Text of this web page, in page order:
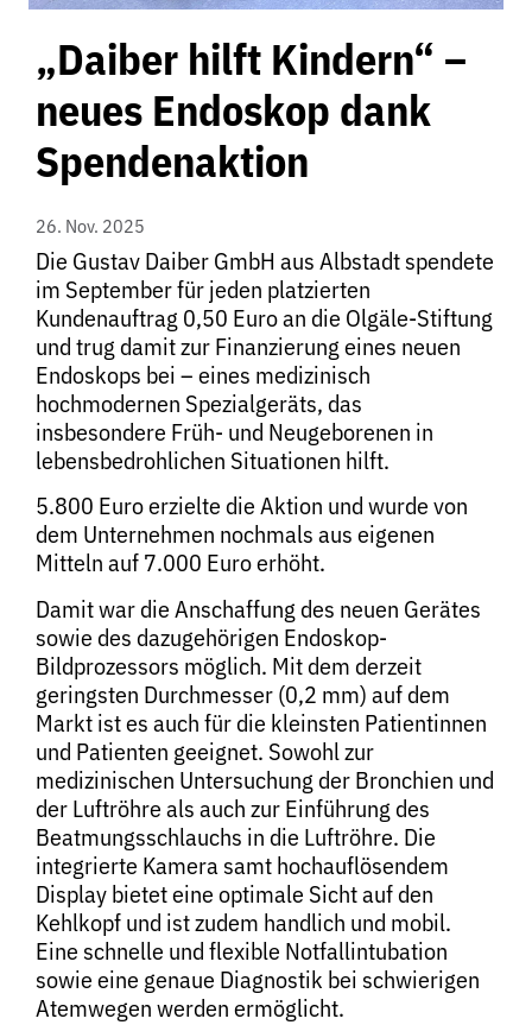
„Daiber hilft Kindern“ –
neues Endoskop dank
Spendenaktion
26. Nov. 2025
Die Gustav Daiber GmbH aus Albstadt spendete
im September für jeden platzierten
Kundenauftrag 0,50 Euro an die Olgäle-Stiftung
und trug damit zur Finanzierung eines neuen
Endoskops bei – eines medizinisch
hochmodernen Spezialgeräts, das
insbesondere Früh- und Neugeborenen in
lebensbedrohlichen Situationen hilft.
5.800 Euro erzielte die Aktion und wurde von
dem Unternehmen nochmals aus eigenen
Mitteln auf 7.000 Euro erhöht.
Damit war die Anschaffung des neuen Gerätes
sowie des dazugehörigen Endoskop-
Bildprozessors möglich. Mit dem derzeit
geringsten Durchmesser (0,2 mm) auf dem
Markt ist es auch für die kleinsten Patientinnen
und Patienten geeignet. Sowohl zur
medizinischen Untersuchung der Bronchien und
der Luftröhre als auch zur Einführung des
Beatmungsschlauchs in die Luftröhre. Die
integrierte Kamera samt hochauflösendem
Display bietet eine optimale Sicht auf den
Kehlkopf und ist zudem handlich und mobil.
Eine schnelle und flexible Notfallintubation
sowie eine genaue Diagnostik bei schwierigen
Atemwegen werden ermöglicht.